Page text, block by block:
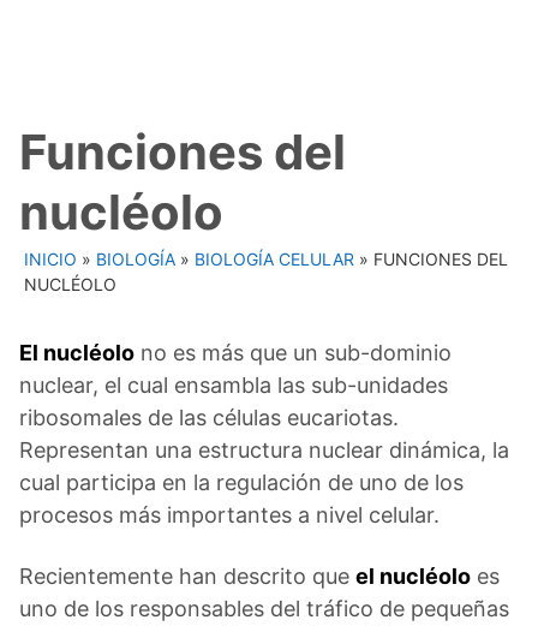
Funciones del
nucléolo
INICIO » BIOLOGÍA » BIOLOGÍA CELULAR » FUNCIONES DEL
NUCLÉOLO
El nucléolo no es más que un sub-dominio
nuclear, el cual ensambla las sub-unidades
ribosomales de las células eucariotas.
Representan una estructura nuclear dinámica, la
cual participa en la regulación de uno de los
procesos más importantes a nivel celular.
Recientemente han descrito que el nucléolo es
uno de los responsables del tráfico de pequeñas